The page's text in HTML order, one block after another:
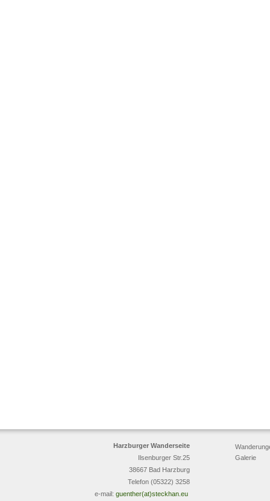
Harzburger Wanderseite
Ilsenburger Str.25
38667 Bad Harzburg
Telefon (05322) 3258
e-mail: guenther(at)steckhan.eu
Galerie